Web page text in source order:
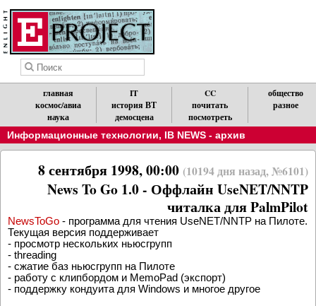
главная
космос/авиа
наука
IT
история ВТ
демосцена
CC
почитать
посмотреть
общество
разное
Информационные технологии, IB NEWS - архив
8 сентября 1998, 00:00 (10194 дня назад, №6101)
News To Go 1.0 - Оффлайн UseNET/NNTP
читалка для PalmPilot
NewsToGo - программа для чтения UseNET/NNTP на Пилоте.
Текущая версия поддерживает
- просмотр нескольких ньюсгрупп
- threading
- сжатие баз ньюсгрупп на Пилоте
- работу с клипбордом и MemoPad (экспорт)
- поддержку кондуита для Windows и многое другое